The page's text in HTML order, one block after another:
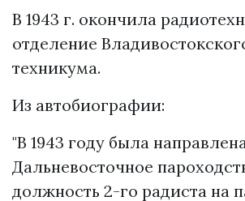
В 1943 г. окончила
отделение
техникума.
Из автобиографии:
"В 1943 году была
Дальневосточное
должность 2-го радиста на